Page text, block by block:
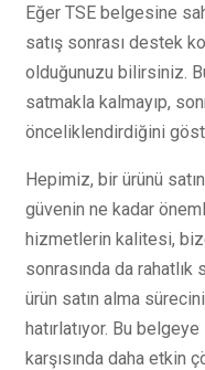
Eğer TSE belgesine
satış sonrası destek
olduğunuzu bilirsiniz.
satmakla kalmayıp,
önceliklendirdiğini
Hepimiz, bir ürünü
güvenin ne kadar
hizmetlerin kalitesi,
sonrasında da
ürün satın alma
hatırlatıyor. Bu
karşısında daha etkin